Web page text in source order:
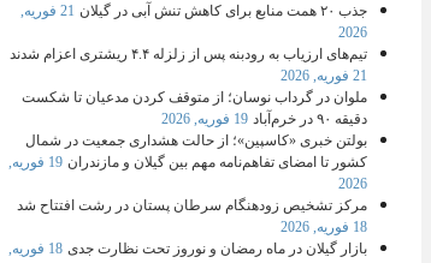
جذب ۲۰ همت منابع برای کاهش تنش آبی در گیلان
21 فوریه,
2026
تیم‌های ارزیاب به رودبنه پس از زلزله ۴.۴ ریشتری اعزام شدند
21 فوریه, 2026
ملوان در گرداب نوسان؛ از متوقف کردن مدعیان تا شکست
دقیقه ۹۰ در خرم‌آباد
19 فوریه, 2026
بولتن خبری «کاسپین»؛ از حالت هشداری جمعیت در شمال
کشور تا امضای تفاهم‌نامه مهم بین گیلان و مازندران
19 فوریه,
2026
مرکز تشخیص زودهنگام سرطان پستان در رشت افتتاح شد
18 فوریه, 2026
بازار گیلان در ماه رمضان و نوروز تحت نظارت جدی
18 فوریه,